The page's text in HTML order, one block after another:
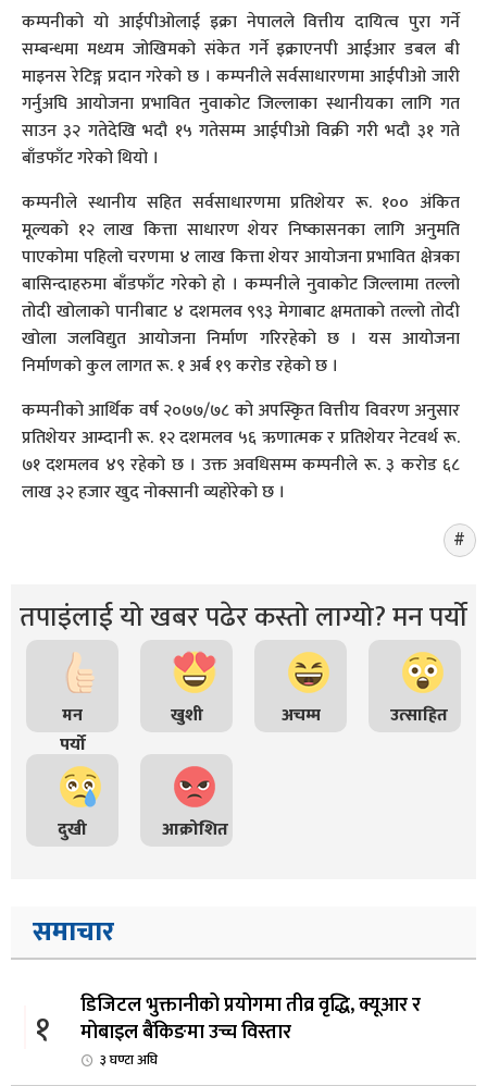
कम्पनीको यो आईपीओलाई इक्रा नेपालले वित्तीय दायित्व पुरा गर्ने
सम्बन्धमा मध्यम जोखिमको संकेत गर्ने इक्राएनपी आईआर डबल बी
माइनस रेटिङ्ग प्रदान गरेको छ । कम्पनीले सर्वसाधारणमा आईपीओ जारी
गर्नुअघि आयोजना प्रभावित नुवाकोट जिल्लाका स्थानीयका लागि गत
साउन ३२ गतेदेखि भदौ १५ गतेसम्म आईपीओ विक्री गरी भदौ ३१ गते
बाँडफाँट गरेको थियो ।
कम्पनीले स्थानीय सहित सर्वसाधारणमा प्रतिशेयर रू. १०० अंकित
मूल्यको १२ लाख कित्ता साधारण शेयर निष्कासनका लागि अनुमति
पाएकोमा पहिलो चरणमा ४ लाख कित्ता शेयर आयोजना प्रभावित क्षेत्रका
बासिन्दाहरुमा बाँडफाँट गरेको हो । कम्पनीले नुवाकोट जिल्लामा तल्लो
तोदी खोलाको पानीबाट ४ दशमलव ९९३ मेगाबाट क्षमताको तल्लो तोदी
खोला जलविद्युत आयोजना निर्माण गरिरहेको छ । यस आयोजना
निर्माणको कुल लागत रू. १ अर्ब १९ करोड रहेको छ ।
कम्पनीको आर्थिक वर्ष २०७७/७८ को अपस्किृत वित्तीय विवरण अनुसार
प्रतिशेयर आम्दानी रू. १२ दशमलव ५६ ऋणात्मक र प्रतिशेयर नेटवर्थ रू.
७१ दशमलव ४९ रहेको छ । उक्त अवधिसम्म कम्पनीले रू. ३ करोड ६८
लाख ३२ हजार खुद नोक्सानी व्यहोरेको छ ।
तपाइंलाई यो खबर पढेर कस्तो लाग्यो? मन पर्यो
मन
पर्यो
खुशी अचम्म उत्साहित
दुखी आक्रोशित
समाचार
१
डिजिटल भुक्तानीको प्रयोगमा तीव्र वृद्धि, क्यूआर र
मोबाइल बैंकिङमा उच्च विस्तार
३ घण्टा अघि